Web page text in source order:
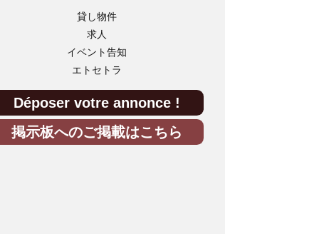
貸し物件
求人
イベント告知
エトセトラ
Déposer votre annonce !
掲示板へのご掲載はこちら